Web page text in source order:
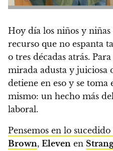
Hoy día los niños y
recurso que no espanta
o tres décadas atrás.
mirada adusta y juiciosa
detiene en eso y se toma
mismo: un hecho más
laboral.
Pensemos en lo sucedido
Brown, Eleven en